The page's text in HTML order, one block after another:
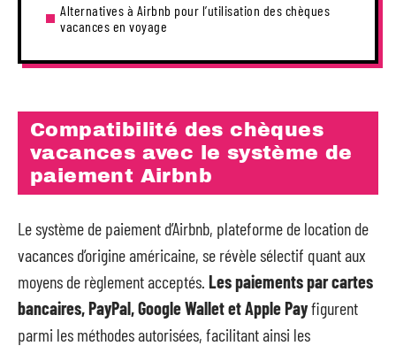
Alternatives à Airbnb pour l’utilisation des chèques
vacances en voyage
Compatibilité des chèques
vacances avec le système de
paiement Airbnb
Le système de paiement d’Airbnb, plateforme de location de
vacances d’origine américaine, se révèle sélectif quant aux
moyens de règlement acceptés. Les paiements par cartes
bancaires, PayPal, Google Wallet et Apple Payfigurent
parmi les méthodes autorisées, facilitant ainsi les